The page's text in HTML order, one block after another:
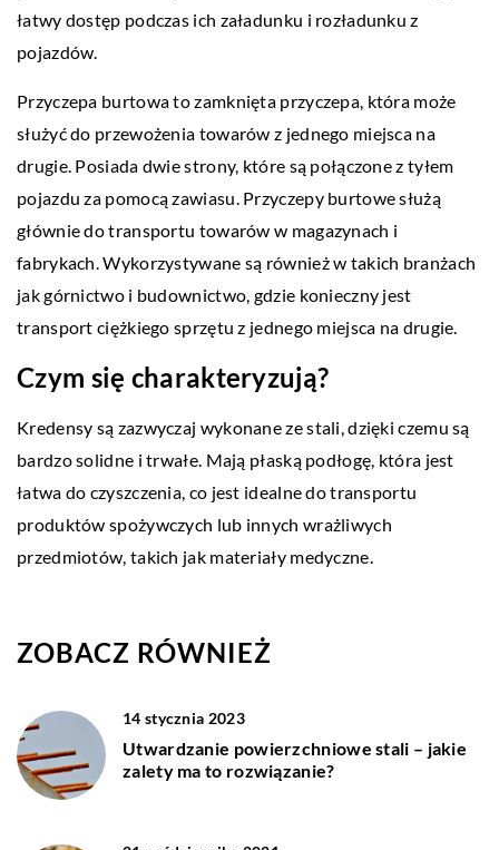
łatwy dostęp podczas ich załadunku i rozładunku z
pojazdów.
Przyczepa burtowa to zamknięta przyczepa, która może
służyć do przewożenia towarów z jednego miejsca na
drugie. Posiada dwie strony, które są połączone z tyłem
pojazdu za pomocą zawiasu. Przyczepy burtowe służą
głównie do transportu towarów w magazynach i
fabrykach. Wykorzystywane są również w takich branżach
jak górnictwo i budownictwo, gdzie konieczny jest
transport ciężkiego sprzętu z jednego miejsca na drugie.
Czym się charakteryzują?
Kredensy są zazwyczaj wykonane ze stali, dzięki czemu są
bardzo solidne i trwałe. Mają płaską podłogę, która jest
łatwa do czyszczenia, co jest idealne do transportu
produktów spożywczych lub innych wrażliwych
przedmiotów, takich jak materiały medyczne.
ZOBACZ RÓWNIEŻ
14 stycznia 2023
Utwardzanie powierzchniowe stali – jakie
zalety ma to rozwiązanie?